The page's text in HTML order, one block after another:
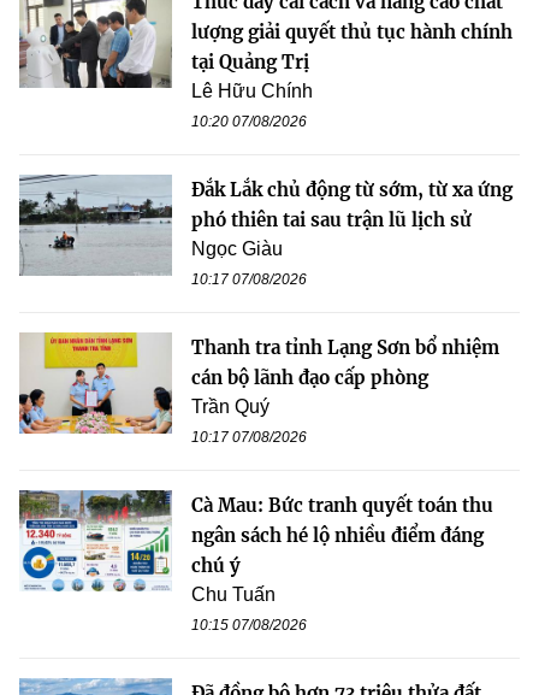
lượng giải quyết thủ tục hành chính
tại Quảng Trị
Lê Hữu Chính
10:20 07/08/2026
Đắk Lắk chủ động từ sớm, từ xa ứng
phó thiên tai sau trận lũ lịch sử
Ngọc Giàu
10:17 07/08/2026
Thanh tra tỉnh Lạng Sơn bổ nhiệm
cán bộ lãnh đạo cấp phòng
Trần Quý
10:17 07/08/2026
Cà Mau: Bức tranh quyết toán thu
ngân sách hé lộ nhiều điểm đáng
chú ý
Chu Tuấn
10:15 07/08/2026